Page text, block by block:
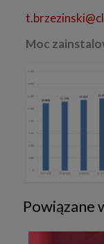
Moc
Powiązane